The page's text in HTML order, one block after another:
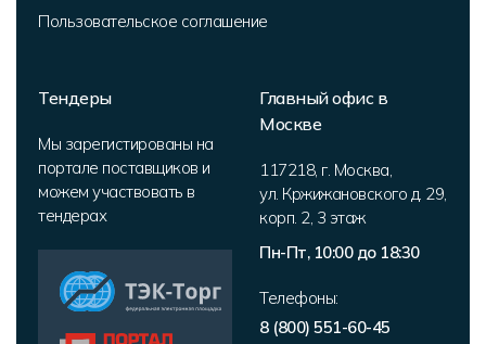
Пользовательское соглашение
Тендеры
Мы зарегистированы на
портале поставщиков и
можем участвовать в
тендерах
Главный офис в
Москве
117218, г. Москва,
ул. Кржижановского д. 29,
корп. 2, 3 этаж
Пн-Пт, 10:00 до 18:30
Телефоны:
8 (800) 551-60-45